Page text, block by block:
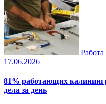
Работа
17.06.2026
81% работающих
дела за день